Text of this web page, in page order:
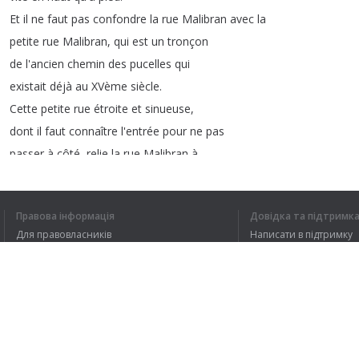
Et il ne faut pas confondre la rue Malibran avec la
petite rue Malibran, qui est un tronçon
de l'ancien chemin des pucelles qui
existait déjà au XVème siècle.
Cette petite rue étroite et sinueuse,
dont il faut connaître l'entrée pour ne pas
passer à côté relie la rue Malibran à
la grande ,est aujourd'hui
pour ses salons de coiffure,ses
Правова інформація
Для правовласників
Довідка та підтримка
Написати в підтримку